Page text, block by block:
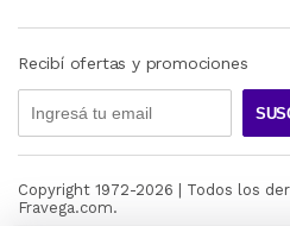
Recibí ofertas y promociones
Copyright 1972-2026 | Todos los
Fravega.com.